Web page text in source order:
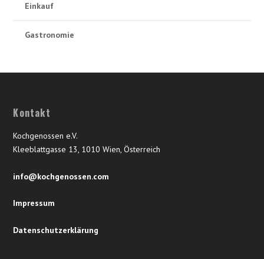
Einkauf
Gastronomie
Kontakt
Kochgenossen e.V.
Kleeblattgasse 13, 1010 Wien, Österreich
info@kochgenossen.com
Impressum
Datenschutzerklärung